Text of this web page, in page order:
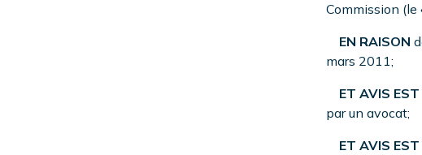
Commission (le
EN RAISON
mars 2011;
ET AVIS EST
par un avocat;
ET AVIS EST